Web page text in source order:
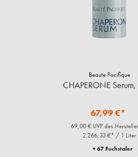
Beaute Pacifique
CHAPERONE
67,99 €*
69,00 € UVP des
2.266,33 €* / 1 Liter
+ 67 Fuchstaler